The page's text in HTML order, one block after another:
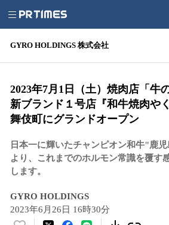
GYRO HOLDINGS 株式会社
2023年7月1日（土）焼肉店「牛
新ブランド１号店『和牛焼肉や
舞伎町にグランドオープン
日本一に輝いたチャンピオン和牛"鹿
より、これまでのホルモン常識を覆す
します。
GYRO HOLDINGS
2023年6月26日 16時30分